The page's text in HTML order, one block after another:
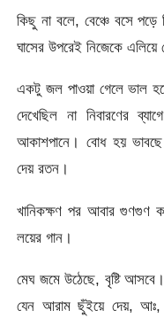
কিছু না বলে, বেঞ্চে বসে
ঘাসের উপরেই নিজেকে এলিয়ে
একটু জল পাওয়া গেলে ভাল
দেখেছিল না নিবারণের
আকাশপানে। বোধ হয়
দেয় রতন।
খানিকক্ষণ পর আবার গুণগুণ
লয়ের গান।
মেঘ জমে উঠেছে, বৃষ্টি
যেন আরাম ছুঁইয়ে দেয়,